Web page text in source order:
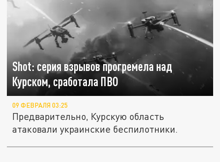
Shot: серия взрывов прогремела над
Курском, сработала ПВО
09 ФЕВРАЛЯ 03:25
Предварительно, Курскую область
атаковали украинские беспилотники.